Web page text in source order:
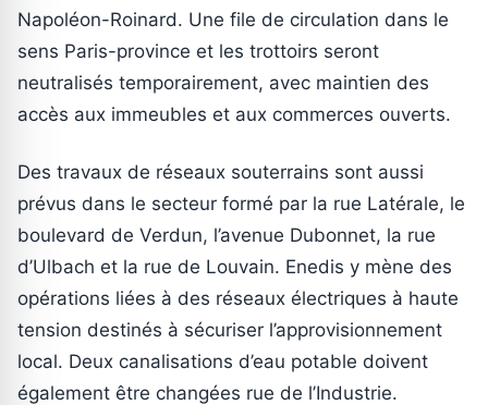
Napoléon-Roinard. Une file de circulation dans le
sens Paris-province et les trottoirs seront
neutralisés temporairement, avec maintien des
accès aux immeubles et aux commerces ouverts.
Des travaux de réseaux souterrains sont aussi
prévus dans le secteur formé par la rue Latérale, le
boulevard de Verdun, l’avenue Dubonnet, la rue
d’Ulbach et la rue de Louvain. Enedis y mène des
opérations liées à des réseaux électriques à haute
tension destinés à sécuriser l’approvisionnement
local. Deux canalisations d’eau potable doivent
également être changées rue de l’Industrie.